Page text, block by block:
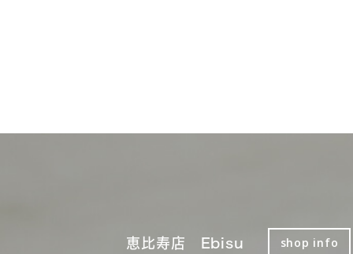
恵比寿店 Ebisu shop info